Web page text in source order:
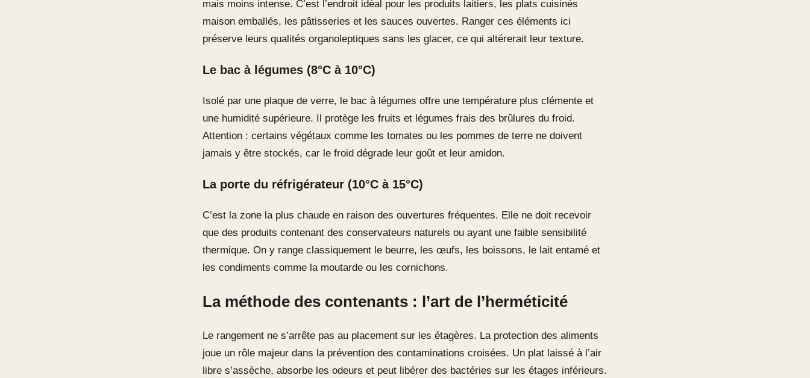
mais moins intense. C’est l’endroit idéal pour les produits laitiers, les plats cuisinés
maison emballés, les pâtisseries et les sauces ouvertes. Ranger ces éléments ici
préserve leurs qualités organoleptiques sans les glacer, ce qui altérerait leur texture.
Le bac à légumes (8°C à 10°C)
Isolé par une plaque de verre, le bac à légumes offre une température plus clémente et
une humidité supérieure. Il protège les fruits et légumes frais des brûlures du froid.
Attention : certains végétaux comme les tomates ou les pommes de terre ne doivent
jamais y être stockés, car le froid dégrade leur goût et leur amidon.
La porte du réfrigérateur (10°C à 15°C)
C’est la zone la plus chaude en raison des ouvertures fréquentes. Elle ne doit recevoir
que des produits contenant des conservateurs naturels ou ayant une faible sensibilité
thermique. On y range classiquement le beurre, les œufs, les boissons, le lait entamé et
les condiments comme la moutarde ou les cornichons.
La méthode des contenants : l’art de l’herméticité
Le rangement ne s’arrête pas au placement sur les étagères. La protection des aliments
joue un rôle majeur dans la prévention des contaminations croisées. Un plat laissé à l’air
libre s’assèche, absorbe les odeurs et peut libérer des bactéries sur les étages inférieurs.